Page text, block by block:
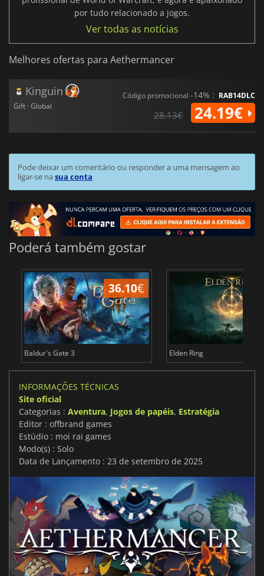
por tudo relacionado a jogos.
Ver todas as notícias
Melhores ofertas para Aethermancer
Kinguin
Gift · Global
Código promocional -14% : RAB14DLC
28.13€ 24.19€
Pode deixar um comentário ou responder a uma mensagem ao
ligar-se nasua conta
Poderá também gostar
36.10€
Baldur's Gate 3 Elden Ring
INFORMAÇÕES TÉCNICAS
Site oficial
Categorias : Aventura, Jogos de papéis, Estratégia
Editor : offbrand games
Estúdio : moi rai games
Modo(s) : Solo
Data de Lançamento : 23 de setembro de 2025